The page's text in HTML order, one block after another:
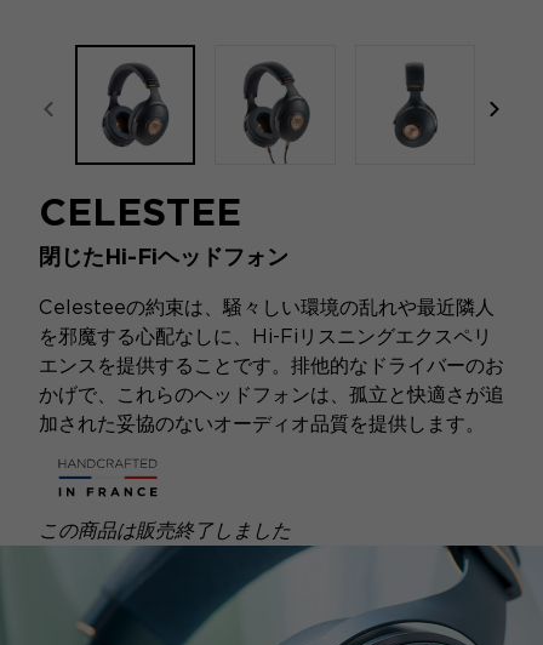
focal-naim-frontent::misc.prev_label
CELESTEE
閉じたHi-Fiヘッドフォン
Celesteeの約束は、騒々しい環境の乱れや最近隣人
を邪魔する心配なしに、Hi-Fiリスニングエクスペリ
エンスを提供することです。排他的なドライバーのお
かげで、これらのヘッドフォンは、孤立と快適さが追
加された妥協のないオーディオ品質を提供します。
この商品は販売終了しました